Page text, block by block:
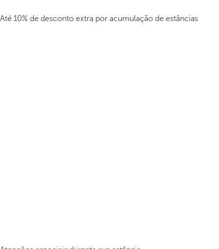
Até 10% de desconto extra por acumulação de estâncias